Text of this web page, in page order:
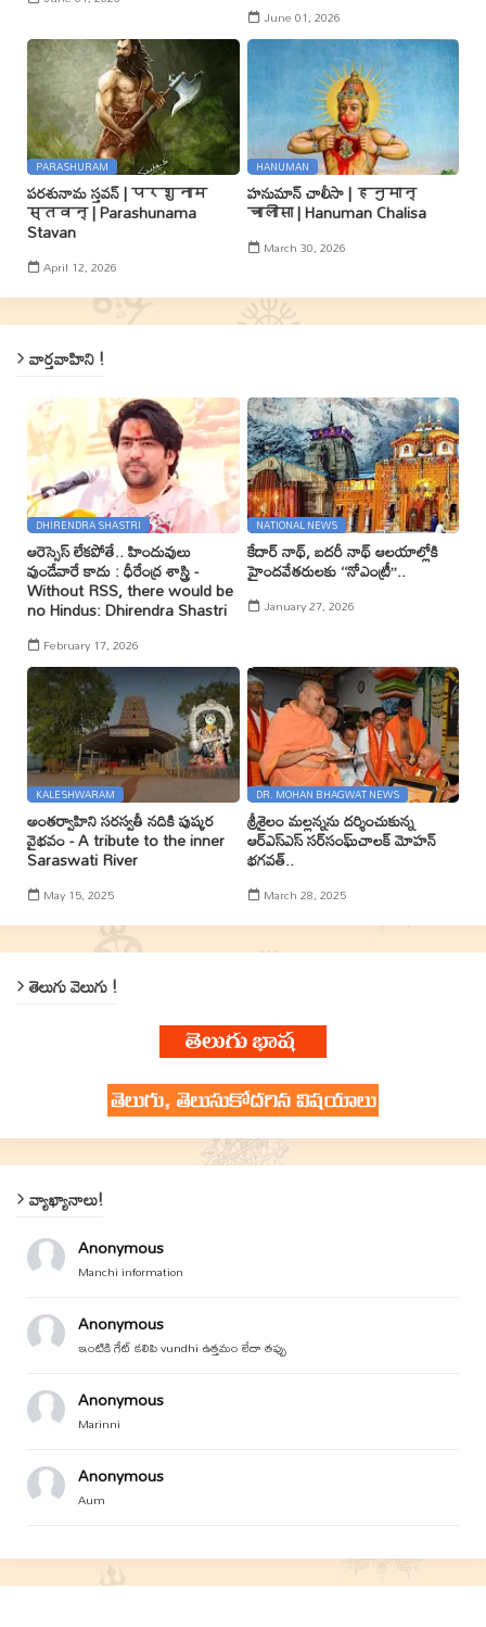
June 01, 2026
PARASHURAM
పరశునామ స్తవన్ | परशुनाम
स्तवन् | Parashunama
Stavan
April 12, 2026
HANUMAN
హనుమాన్ చాలీసా | हनुमान्
चालीसा | Hanuman Chalisa
March 30, 2026
వార్తవాహిని !
DHIRENDRA SHASTRI
ఆరెస్సెస్ లేకపోతే.. హిందువులు
వుండేవారే కాదు : ధీరేంద్ర శాస్త్రి -
Without RSS, there would be
no Hindus: Dhirendra Shastri
February 17, 2026
NATIONAL NEWS
కేదార్ నాథ్, బదరీ నాథ్ ఆలయాల్లోకి
హైందవేతరులకు ‘‘నోఎంట్రీ’’..
January 27, 2026
KALESHWARAM
అంతర్వాహిని సరస్వతీ నదికి పుష్కర
వైభవం - A tribute to the inner
Saraswati River
May 15, 2025
DR. MOHAN BHAGWAT NEWS
శ్రీశైలం మల్లన్నను దర్శించుకున్న
ఆర్ఎస్ఎస్ సర్‌సంఘ్‌చాలక్ మోహన్
భగవత్..
March 28, 2025
తెలుగు వెలుగు !
వ్యాఖ్యానాలు!
Anonymous
Manchi information
Anonymous
ఇంటికి గేట్ కలిపి vundhi ఉత్తమం లేదా తప్పు
Anonymous
Marinni
Anonymous
Aum